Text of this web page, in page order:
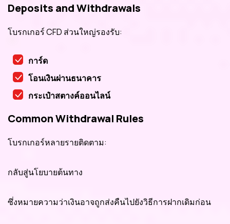
Deposits and Withdrawals
โบรกเกอร์ CFD ส่วนใหญ่รองรับ:
การ์ด
โอนเงินผ่านธนาคาร
กระเป๋าสตางค์ออนไลน์
Common Withdrawal Rules
โบรกเกอร์หลายรายติดตาม:
กลับสู่นโยบายต้นทาง
ซึ่งหมายความว่าเงินอาจถูกส่งคืนไปยังวิธีการฝากเดิมก่อน